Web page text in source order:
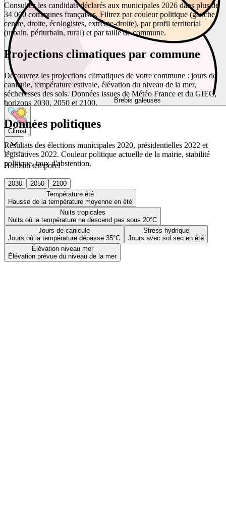
Brebis galeuses
Climat
Horizon temporel
2030 2050
2100
Température été
Hausse de la température moyenne en été
Nuits tropicales
Nuits où la température ne descend pas sous 20°C
Jours de canicule
Jours où la température dépasse 35°C
Stress hydrique
Jours avec sol sec en été
Élévation niveau mer
Élévation prévue du niveau de la mer
Consultez les candidats déclarés aux municipales 2026 dans plus de
34 000 communes françaises. Filtrez par couleur politique (gauche,
centre, droite, écologistes, extrême-droite), par profil territorial
(urbain, périurbain, rural) et par taille de commune.
Projections climatiques par commune
Découvrez les projections climatiques de votre commune : jours de
canicule, température estivale, élévation du niveau de la mer,
sécheresses des sols. Données issues de Météo France et du GIEC,
horizons 2030, 2050 et 2100.
Données politiques
Résultats des élections municipales 2020, présidentielles 2022 et
législatives 2022. Couleur politique actuelle de la mairie, stabilité
politique, taux d'abstention.